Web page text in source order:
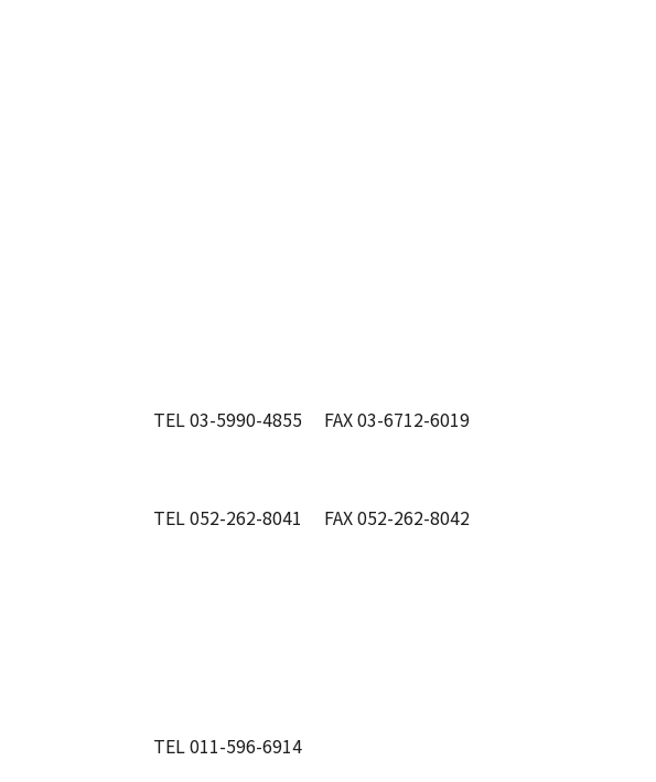
TEL 03-5990-4855 FAX 03-6712-6019
TEL 052-262-8041 FAX 052-262-8042
TEL 011-596-6914